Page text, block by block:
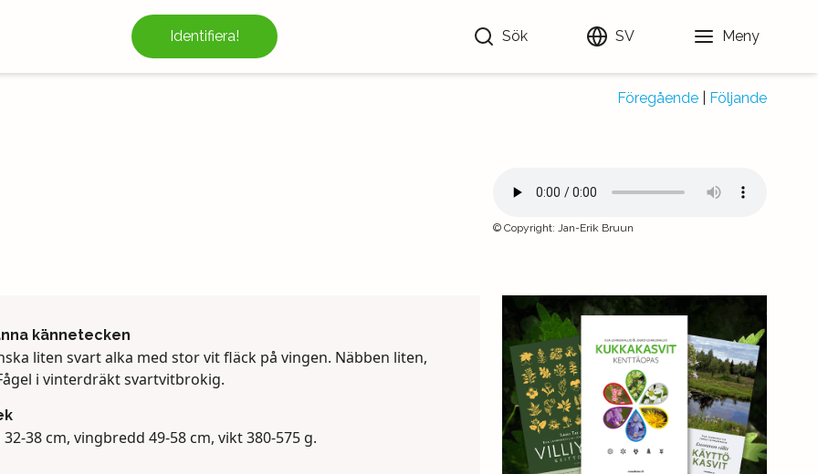
Identifiera! Sök SV Meny
Föregående Följande
© Copyright: Jan-Erik Bruun
kännetecken
liten svart alka med stor vit fläck på vingen. Näbben liten,
i vinterdräkt svartvitbrokig.
32-38 cm, vingbredd 49-58 cm, vikt 380-575 g.